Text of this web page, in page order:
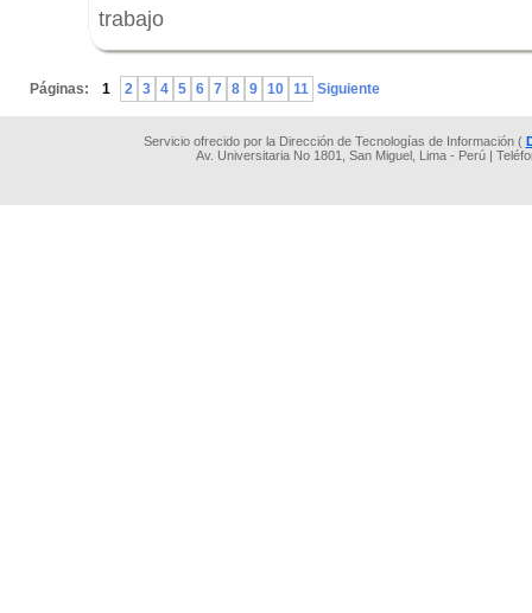
trabajo
Páginas: 1 2 3 4 5 6 7 8 9 10 11 Siguiente
Servicio ofrecido por la Dirección de Tecnologías de Información (
Av. Universitaria No 1801, San Miguel, Lima - Perú |